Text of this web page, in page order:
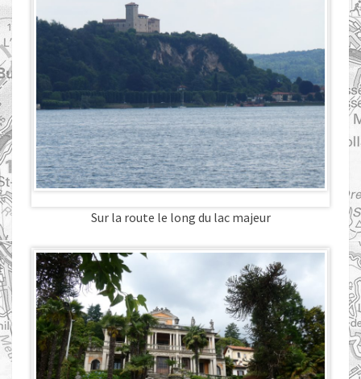
Sur la route le long du lac majeur